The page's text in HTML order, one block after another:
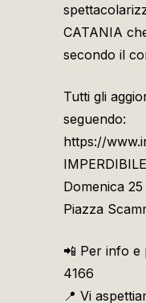
CATANIA
secondo il
Tutti gli
seguendo:
https://
Domenica
Piazza
📲 Per info e
4166
📍 Vi